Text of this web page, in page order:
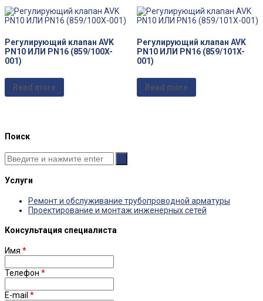
Регулирующий клапан AVK
PN10 ИЛИ PN16 (859/100X-
001)
Read more
Регулирующий клапан AVK
PN10 ИЛИ PN16 (859/101X-
001)
Read more
Поиск
Услуги
Ремонт и обслуживание трубопроводной арматуры
Проектирование и монтаж инженерных сетей
Консультация специалиста
Имя *
Телефон *
E-mail *